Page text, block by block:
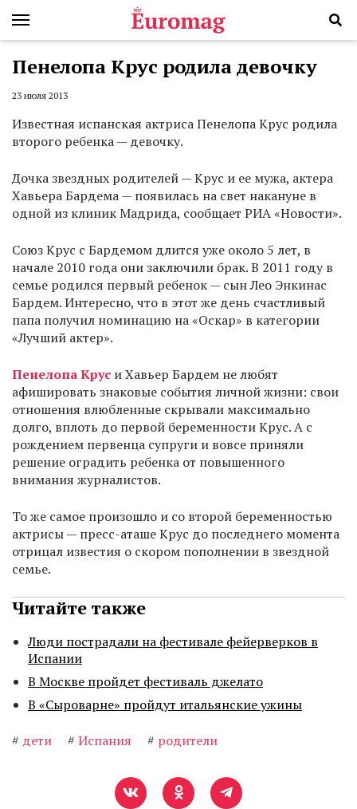
Пенелопа Крус родила девочку
23 июля 2013
Известная испанская актриса Пенелопа Крус родила
второго ребенка — девочку.
Дочка звездных родителей — Крус и ее мужа, актера
Хавьера Бардема — появилась на свет накануне в
одной из клиник Мадрида, сообщает РИА «Новости».
Союз Крус с Бардемом длится уже около 5 лет, в
начале 2010 года они заключили брак. В 2011 году в
семье родился первый ребенок — сын Лео Энкинас
Бардем. Интересно, что в этот же день счастливый
папа получил номинацию на «Оскар» в категории
«Лучший актер».
Пенелопа Крус и Хавьер Бардем не любят
афишировать знаковые события личной жизни: свои
отношения влюбленные скрывали максимально
долго, вплоть до первой беременности Крус. А с
рождением первенца супруги и вовсе приняли
решение оградить ребенка от повышенного
внимания журналистов.
То же самое произошло и со второй беременностью
актрисы — пресс-аташе Крус до последнего момента
отрицал известия о скором пополнении в звездной
семье.
Читайте также
Люди пострадали на фестивале фейерверков в
Испании
В Москве пройдет фестиваль джелато
В «Сыроварне» пройдут итальянские ужины
# дети # Испания # родители